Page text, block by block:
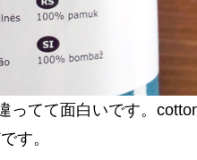
ってて面白いです。
す。